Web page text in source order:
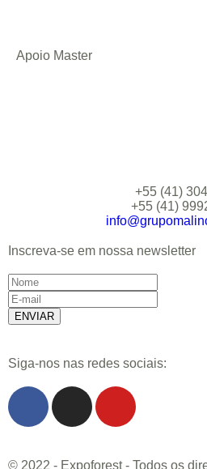
Apoio Master
+55 (41)
+55 (41)
Inscreva-se em nossa newsletter
Siga-nos nas redes sociais:
© 2022 - Expoforest - Todos os